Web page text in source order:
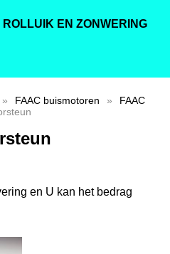
EN ZONWERING
» FAAC buismotoren »
FAAC
en U kan het bedrag